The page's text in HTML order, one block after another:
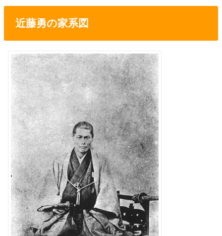
近藤勇の家系図